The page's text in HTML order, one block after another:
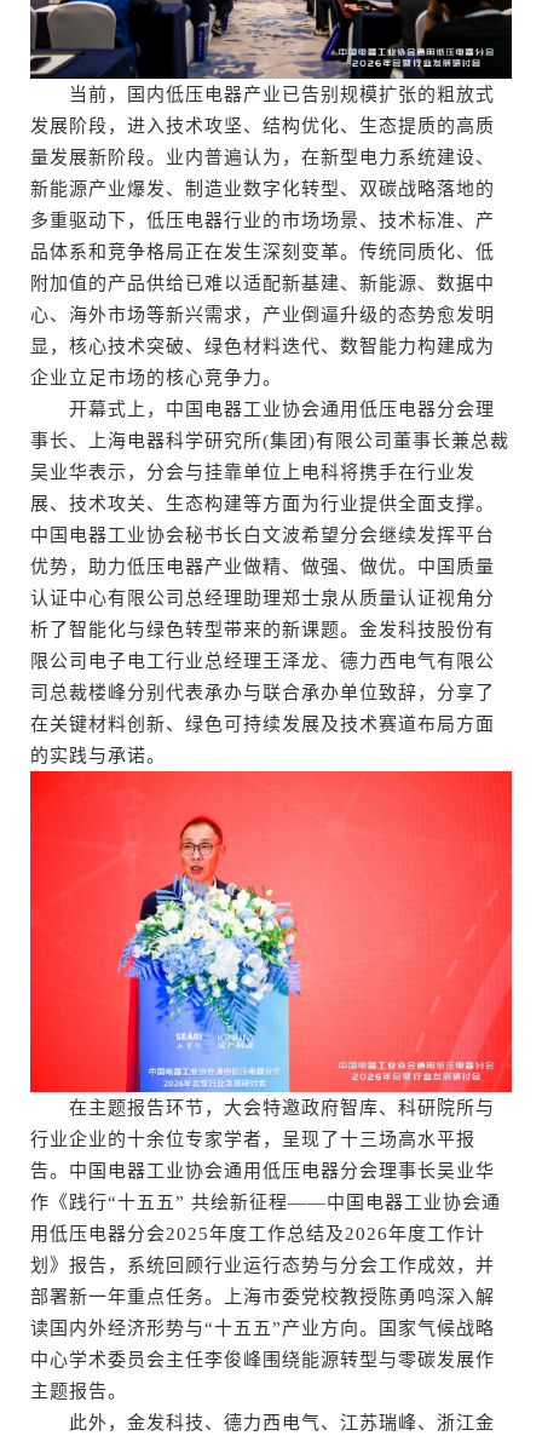
当前，国内低压电器产业已告别规模扩张的粗放式
发展阶段，进入技术攻坚、结构优化、生态提质的高质
量发展新阶段。业内普遍认为，在新型电力系统建设、
新能源产业爆发、制造业数字化转型、双碳战略落地的
多重驱动下，低压电器行业的市场场景、技术标准、产
品体系和竞争格局正在发生深刻变革。传统同质化、低
附加值的产品供给已难以适配新基建、新能源、数据中
心、海外市场等新兴需求，产业倒逼升级的态势愈发明
显，核心技术突破、绿色材料迭代、数智能力构建成为
企业立足市场的核心竞争力。
开幕式上，中国电器工业协会通用低压电器分会理
事长、上海电器科学研究所(集团)有限公司董事长兼总裁
吴业华表示，分会与挂靠单位上电科将携手在行业发
展、技术攻关、生态构建等方面为行业提供全面支撑。
中国电器工业协会秘书长白文波希望分会继续发挥平台
优势，助力低压电器产业做精、做强、做优。中国质量
认证中心有限公司总经理助理郑士泉从质量认证视角分
析了智能化与绿色转型带来的新课题。金发科技股份有
限公司电子电工行业总经理王泽龙、德力西电气有限公
司总裁楼峰分别代表承办与联合承办单位致辞，分享了
在关键材料创新、绿色可持续发展及技术赛道布局方面
的实践与承诺。
在主题报告环节，大会特邀政府智库、科研院所与
行业企业的十余位专家学者，呈现了十三场高水平报
告。中国电器工业协会通用低压电器分会理事长吴业华
作《践行“十五五” 共绘新征程——中国电器工业协会通
用低压电器分会2025年度工作总结及2026年度工作计
划》报告，系统回顾行业运行态势与分会工作成效，并
部署新一年重点任务。上海市委党校教授陈勇鸣深入解
读国内外经济形势与“十五五”产业方向。国家气候战略
中心学术委员会主任李俊峰围绕能源转型与零碳发展作
主题报告。
此外，金发科技、德力西电气、江苏瑞峰、浙江金